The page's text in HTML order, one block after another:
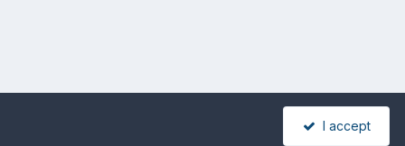
I accept